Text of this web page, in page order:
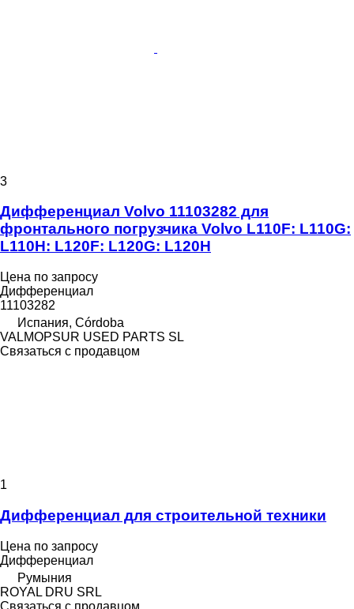
3
Дифференциал Volvo 11103282 для
фронтального погрузчика Volvo L110F: L110G:
L110H: L120F: L120G: L120H
Цена по запросу
Дифференциал
11103282
Испания, Córdoba
VALMOPSUR USED PARTS SL
Связаться с продавцом
1
Дифференциал для строительной техники
Цена по запросу
Дифференциал
Румыния
ROYAL DRU SRL
Связаться с продавцом